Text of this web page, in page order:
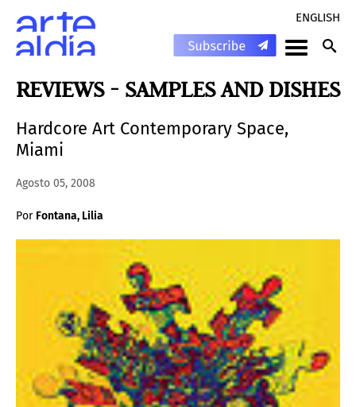
ENGLISH
REVIEWS - SAMPLES AND DISHES
Hardcore Art Contemporary Space,
Miami
Agosto 05, 2008
Por Fontana, Lilia